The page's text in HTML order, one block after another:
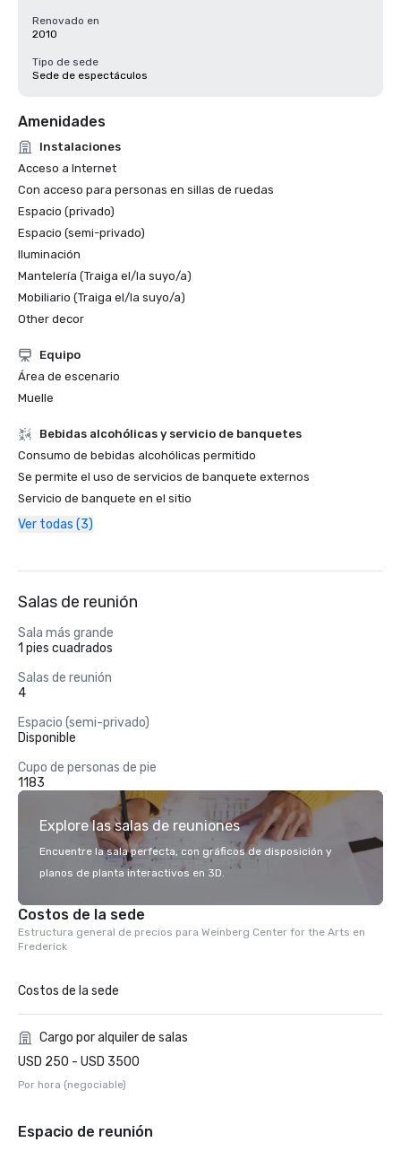
Renovado en
2010
Tipo de sede
Sede de espectáculos
Amenidades
Instalaciones
Acceso a Internet
Con acceso para personas en sillas de ruedas
Espacio (privado)
Espacio (semi-privado)
Iluminación
Mantelería (Traiga el/la suyo/a)
Mobiliario (Traiga el/la suyo/a)
Other decor
Equipo
Área de escenario
Muelle
Bebidas alcohólicas y servicio de banquetes
Consumo de bebidas alcohólicas permitido
Se permite el uso de servicios de banquete externos
Servicio de banquete en el sitio
Ver todas (3)
Salas de reunión
Sala más grande
1 pies cuadrados
Salas de reunión
4
Espacio (semi-privado)
Disponible
Cupo de personas de pie
1183
Explore las salas de reuniones
Encuentre la sala perfecta, con gráficos de disposición y
planos de planta interactivos en 3D.
Costos de la sede
Estructura general de precios para Weinberg Center for the Arts en
Frederick
Costos de la sede
Cargo por alquiler de salas
USD 250 - USD 3500
Por hora (negociable)
Espacio de reunión